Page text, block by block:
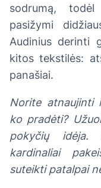
sodrumą,
pasižymi
Audinius derinti
kitos tekstilės:
panašiai.
Norite atnaujinti
ko pradėti?
pokyčių idėja.
kardinaliai
suteikti patalpai